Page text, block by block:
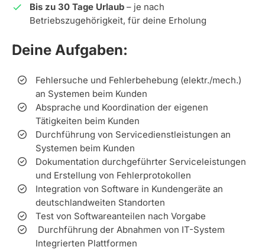
Bis zu 30 Tage Urlaub – je nach
Betriebszugehörigkeit, für deine Erholung
Deine Aufgaben:
Fehlersuche und Fehlerbehebung (elektr./mech.)
an Systemen beim Kunden
Absprache und Koordination der eigenen
Tätigkeiten beim Kunden
Durchführung von Servicedienstleistungen an
Systemen beim Kunden
Dokumentation durchgeführter Serviceleistungen
und Erstellung von Fehlerprotokollen
Integration von Software in Kundengeräte an
deutschlandweiten Standorten
Test von Softwareanteilen nach Vorgabe
Durchführung der Abnahmen von IT-System
Integrierten Plattformen